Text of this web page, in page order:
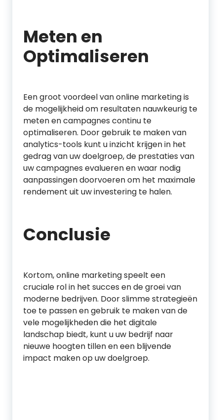
Meten en
Optimaliseren
Een groot voordeel van online marketing is
de mogelijkheid om resultaten nauwkeurig te
meten en campagnes continu te
optimaliseren. Door gebruik te maken van
analytics-tools kunt u inzicht krijgen in het
gedrag van uw doelgroep, de prestaties van
uw campagnes evalueren en waar nodig
aanpassingen doorvoeren om het maximale
rendement uit uw investering te halen.
Conclusie
Kortom, online marketing speelt een
cruciale rol in het succes en de groei van
moderne bedrijven. Door slimme strategieën
toe te passen en gebruik te maken van de
vele mogelijkheden die het digitale
landschap biedt, kunt u uw bedrijf naar
nieuwe hoogten tillen en een blijvende
impact maken op uw doelgroep.